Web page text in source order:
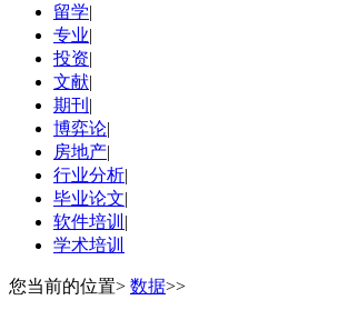
留学|
专业|
投资|
文献|
期刊 |
博弈论|
房地产|
行业分析|
毕业论文|
软件培训 |
学术培训
您当前的位置> 数据>>